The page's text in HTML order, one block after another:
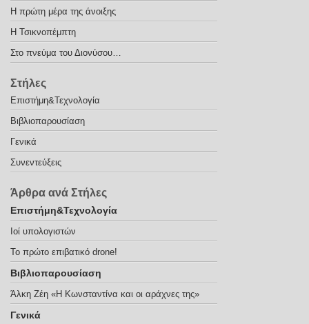
Η πρώτη μέρα της άνοιξης
Η Τσικνοπέμπτη
Στο πνεύμα του Διονύσου…
Στήλες
Eπιστήμη&Τεχνολογία
Βιβλιοπαρουσίαση
Γενικά
Συνεντεύξεις
Άρθρα ανά Στήλες
Eπιστήμη&Τεχνολογία
Ιοί υπολογιστών
Το πρώτο επιβατικό drone!
Βιβλιοπαρουσίαση
Άλκη Ζέη «Η Κωνσταντίνα και οι αράχνες της»
Γενικά